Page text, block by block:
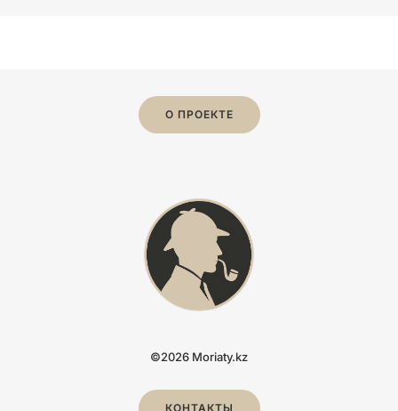
О ПРОЕКТЕ
©2026 Moriaty.kz
КОНТАКТЫ